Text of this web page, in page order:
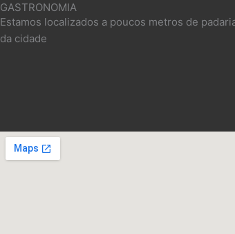
GASTRONOMIA
Estamos localizados a poucos metros de
da cidade